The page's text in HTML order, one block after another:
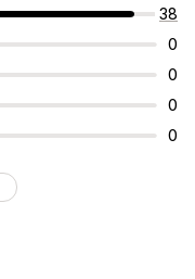
38
0
0
0
0